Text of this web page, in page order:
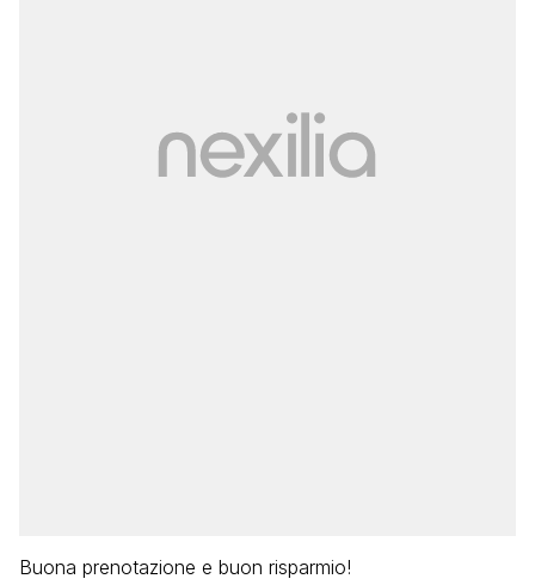
Buona prenotazione e buon risparmio!